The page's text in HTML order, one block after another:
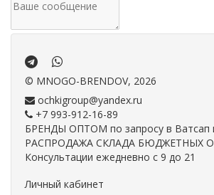
© MNOGO-BRENDOV, 2026
ochkigroup@yandex.ru
+7 993-912-16-89
БРЕНДЫ ОПТОМ по запросу в Ватсап
РАСПРОДАЖА СКЛАДА БЮДЖЕТНЫХ
Консультации ежедневно с 9 до 21
Личный кабинет